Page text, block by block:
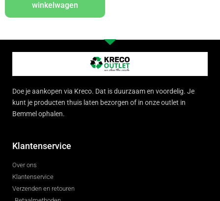
winkelwagen
Doe je aankopen via Kreco. Dat is duurzaam en voordelig. Je
kunt je producten thuis laten bezorgen of in onze outlet in
Bemmel ophalen.
Klantenservice
Over ons
Klantenservice
Verzenden en retouren